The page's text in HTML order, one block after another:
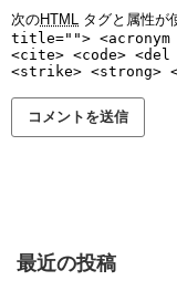
次のHTML タグと属性が
title="">
<cite> <code>
<strike> <strong>
最近の投稿